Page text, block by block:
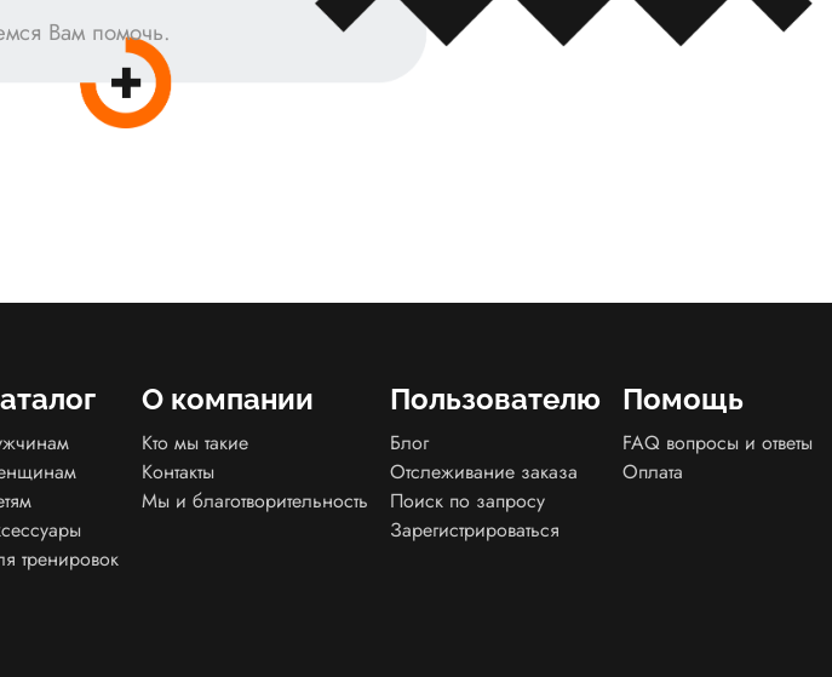
Вам помочь.
тренировок
О компании
Кто мы такие
Контакты
Мы и благотворительность
Пользователю
Блог
Отслеживание заказа
Поиск по запросу
Зарегистрироваться
Помощь
FAQ вопросы и ответы
Оплата